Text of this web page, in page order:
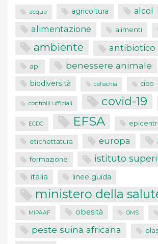
acqua agricoltura alcol
alimentazione alimenti
ambiente antibiotico
api benessere animale
biodiversità celiachia cibo
controlli ufficiali covid-19
ECDC EFSA
etichettatura europa
formazione istituto
italia linee guida
ministero della
MIPAAF obesità OMS
peste suina africana